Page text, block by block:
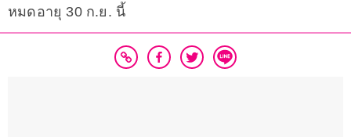
หมดอายุ 30 ก.ย. นี้